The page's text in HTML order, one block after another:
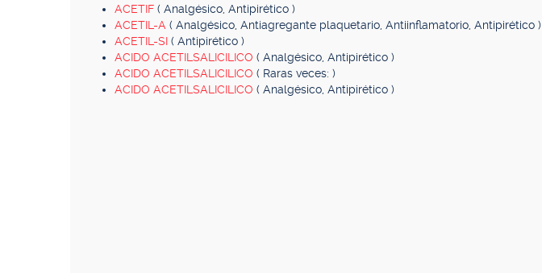
ACETIF ( Analgésico, Antipirético )
ACETIL-A ( Analgésico, Antiagregante plaquetario, Antiinflamatorio, Antipirético )
ACETIL-SI ( Antipirético )
ACIDO ACETILSALICILICO ( Analgésico, Antipirético )
ACIDO ACETILSALICILICO ( Raras veces: )
ACIDO ACETILSALICILICO ( Analgésico, Antipirético )